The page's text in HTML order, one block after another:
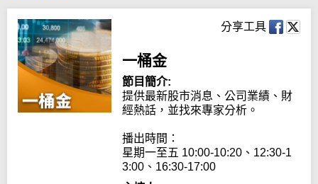
c
h
分享工具
一桶金
節目簡介:
提供最新股市消息、公司業績、財
經熱話，並找來專家分析。
播出時間：
星期一至五 10:00-10:20、12:30-1
3:00、16:30-17:00